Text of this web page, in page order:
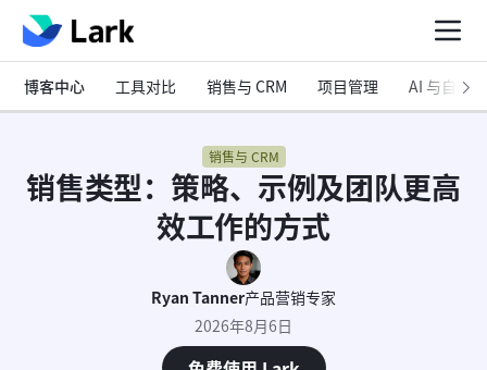
博客中心 工具对比 销售与 CRM 项目管理 AI 与自动化
销售与 CRM
销售类型：策略、示例及团队更高
效工作的方式
Ryan Tanner产品营销专家
2026年8月6日